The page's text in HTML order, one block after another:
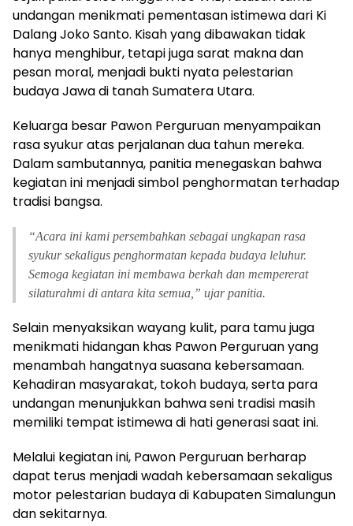
undangan menikmati pementasan istimewa dari Ki
Dalang Joko Santo. Kisah yang dibawakan tidak
hanya menghibur, tetapi juga sarat makna dan
pesan moral, menjadi bukti nyata pelestarian
budaya Jawa di tanah Sumatera Utara.
Keluarga besar Pawon Perguruan menyampaikan
rasa syukur atas perjalanan dua tahun mereka.
Dalam sambutannya, panitia menegaskan bahwa
kegiatan ini menjadi simbol penghormatan terhadap
tradisi bangsa.
“Acara ini kami persembahkan sebagai ungkapan rasa
syukur sekaligus penghormatan kepada budaya leluhur.
Semoga kegiatan ini membawa berkah dan mempererat
silaturahmi di antara kita semua,” ujar panitia.
Selain menyaksikan wayang kulit, para tamu juga
menikmati hidangan khas Pawon Perguruan yang
menambah hangatnya suasana kebersamaan.
Kehadiran masyarakat, tokoh budaya, serta para
undangan menunjukkan bahwa seni tradisi masih
memiliki tempat istimewa di hati generasi saat ini.
Melalui kegiatan ini, Pawon Perguruan berharap
dapat terus menjadi wadah kebersamaan sekaligus
motor pelestarian budaya di Kabupaten Simalungun
dan sekitarnya.